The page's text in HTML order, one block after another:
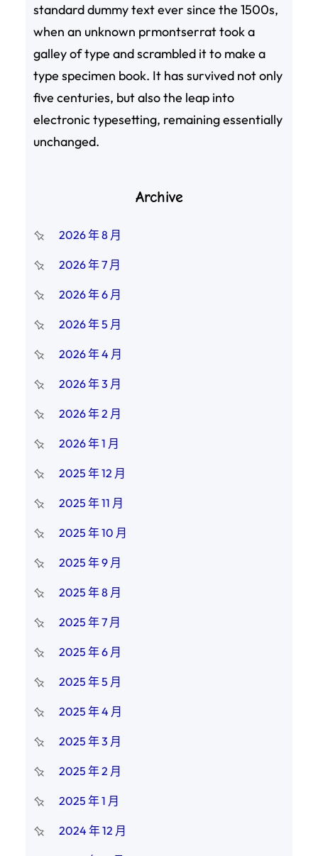
standard dummy text ever since the 1500s,
when an unknown prmontserrat took a
galley of type and scrambled it to make a
type specimen book. It has survived not only
five centuries, but also the leap into
electronic typesetting, remaining essentially
unchanged.
Archive
2026 年 8 月
2026 年 7 月
2026 年 6 月
2026 年 5 月
2026 年 4 月
2026 年 3 月
2026 年 2 月
2026 年 1 月
2025 年 12 月
2025 年 11 月
2025 年 10 月
2025 年 9 月
2025 年 8 月
2025 年 7 月
2025 年 6 月
2025 年 5 月
2025 年 4 月
2025 年 3 月
2025 年 2 月
2025 年 1 月
2024 年 12 月